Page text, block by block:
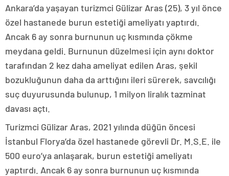
Ankara’da yaşayan turizmci Gülizar Aras (25), 3 yıl önce
özel hastanede burun estetiği ameliyatı yaptırdı.
Ancak 6 ay sonra burnunun uç kısmında çökme
meydana geldi. Burnunun düzelmesi için aynı doktor
tarafından 2 kez daha ameliyat edilen Aras, şekil
bozukluğunun daha da arttığını ileri sürerek, savcılığı
suç duyurusunda bulunup, 1 milyon liralık tazminat
davası açtı.
Turizmci Gülizar Aras, 2021 yılında düğün öncesi
İstanbul Florya’da özel hastanede görevli Dr. M.S.E. ile
500 euro’ya anlaşarak, burun estetiği ameliyatı
yaptırdı. Ancak 6 ay sonra burnunun uç kısmında